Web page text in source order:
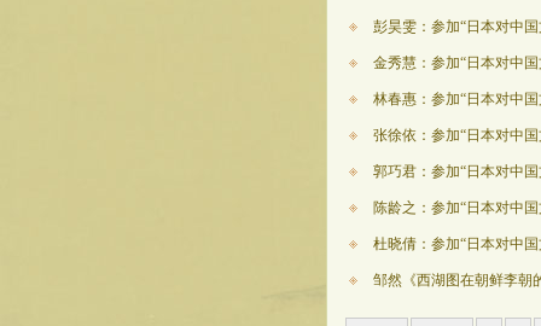
彭昊雯：参加“日本对中
金秀慧：参加“日本对中
林春惠：参加“日本对中
张徐依：参加“日本对中
郭巧君：参加“日本对中
陈龄之：参加“日本对中
杜晓倩：参加“日本对中
邹然《西湖图在朝鲜李朝